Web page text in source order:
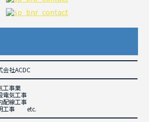
会社ACDC
工事業
電気工事
配線工事
工事 etc.